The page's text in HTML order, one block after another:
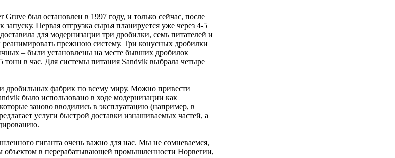
был остановлен в 1997 году, и только сейчас, после
Первая отгрузка сырья планируется уже через 4-5
для модернизации три дробилки, семь питателей и
прежнюю систему. Три конусных дробилки
– были установлены на месте бывших дробилок
тонн в час. Для системы питания Sandvik выбрала четыре
дробильных фабрик по всему миру. Можно привести
было использовано в ходе модернизации как
заново вводились в эксплуатацию (например, в
услуги быстрой доставки изнашиваемых частей, а
гиганта очень важно для нас. Мы не сомневаемся,
объектом в перерабатывающей промышленности Норвегии,